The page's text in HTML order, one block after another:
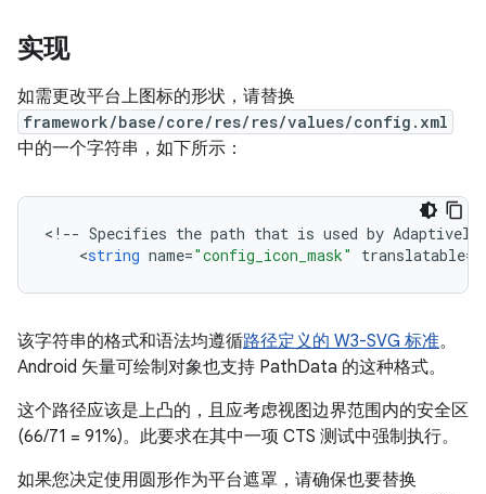
实现
如需更改平台上图标的形状，请替换
framework/base/core/res/res/values/config.xml
中的一个字符串，如下所示：
< !-- Specifies the path that is used by
<string name="config_icon_mask" translatable=
该字符串的格式和语法均遵循路径定义的 W3-SVG 标准。
Android 矢量可绘制对象也支持 PathData 的这种格式。
这个路径应该是上凸的，且应考虑视图边界范围内的安全区
(66/71 = 91%)。此要求在其中一项 CTS 测试中强制执行。
如果您决定使用圆形作为平台遮罩，请确保也要替换